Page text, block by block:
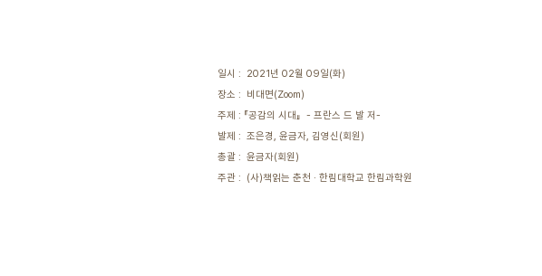
일시 : 2021년 02월 09일(화)
장소 : 비대면(Zoom)
주제 : 『공감의 시대』 - 프란스 드 발 저-
발제 : 조은경, 윤금자, 김영신(회원)
총괄 : 윤금자(회원)
주관 : (사)책읽는 춘천 · 한림대학교 한림과학원